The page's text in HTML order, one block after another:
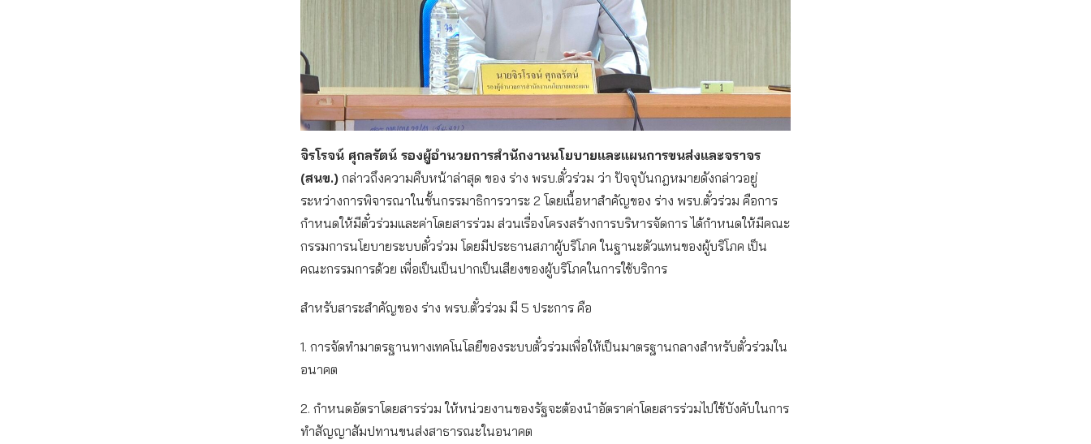
จิรโรจน์ ศุกลรัตน์ รองผู้อำนวยการสำนักงานนโยบายและแผนการขนส่งและจราจร
(สนข.) กล่าวถึงความคืบหน้าล่าสุด ของ ร่าง พรบ.ตั๋วร่วม ว่า ปัจจุบันกฎหมายดังกล่าวอยู่
ระหว่างการพิจารณาในชั้นกรรมาธิการวาระ 2 โดยเนื้อหาสำคัญของ ร่าง พรบ.ตั๋วร่วม คือการ
กำหนดให้มีตั๋วร่วมและค่าโดยสารร่วม ส่วนเรื่องโครงสร้างการบริหารจัดการ ได้กำหนดให้มีคณะ
กรรมการนโยบายระบบตั๋วร่วม โดยมีประธานสภาผู้บริโภค ในฐานะตัวแทนของผู้บริโภค เป็น
คณะกรรมการด้วย เพื่อเป็นเป็นปากเป็นเสียงของผู้บริโภคในการใช้บริการ
สำหรับสาระสำคัญของ ร่าง พรบ.ตั๋วร่วม มี 5 ประการ คือ
1. การจัดทำมาตรฐานทางเทคโนโลยีของระบบตั๋วร่วมเพื่อให้เป็นมาตรฐานกลางสำหรับตั๋วร่วมใน
อนาคต
2. กำหนดอัตราโดยสารร่วม ให้หน่วยงานของรัฐจะต้องนำอัตราค่าโดยสารร่วมไปใช้บังคับในการ
ทำสัญญาสัมปทานขนส่งสาธารณะในอนาคต